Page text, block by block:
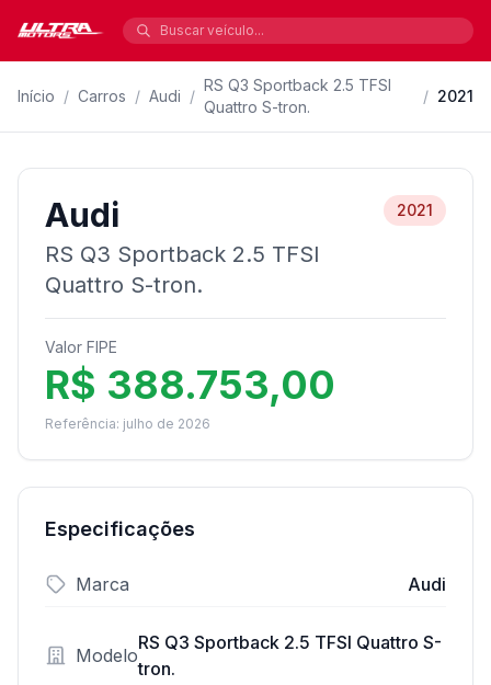
Início / Carros / Audi /
RS Q3 Sportback 2.5 TFSI
Quattro S-tron.
/ 2021
Audi
RS Q3 Sportback 2.5 TFSI
Quattro S-tron.
2021
Valor FIPE
R$ 388.753,00
Referência: julho de 2026
Especificações
Marca Audi
Modelo
RS Q3 Sportback 2.5 TFSI Quattro S-
tron.